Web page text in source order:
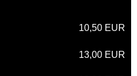
10,50 EUR
13,00 EUR